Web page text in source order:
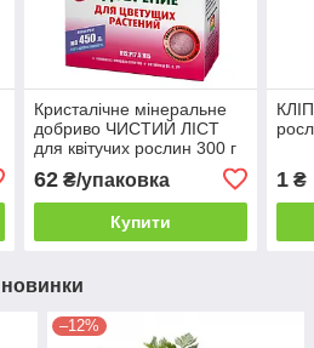
Кристалічне мінеральне
добриво ЧИСТИЙ ЛІСТ
для квітучих рослин 300 г
62₴/упаковка
Купити
1 ₴
новинки
–12%